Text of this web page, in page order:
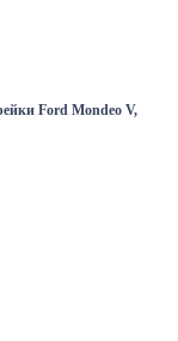
Ford Mondeo V,